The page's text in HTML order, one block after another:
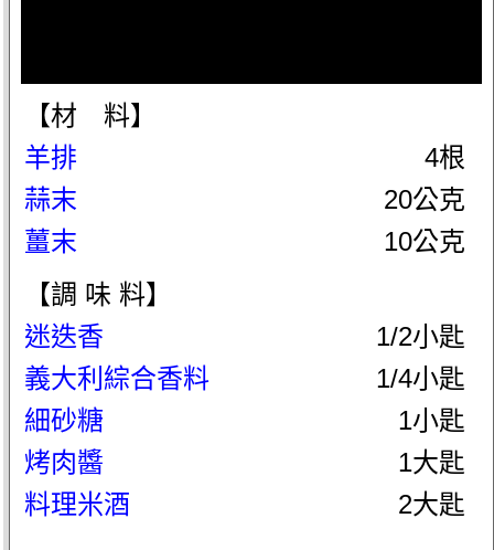
【材 料】
羊排
4根
蒜末
20公克
薑末
10公克
【調 味 料】
迷迭香
1/2小匙
義大利綜合香料
1/4小匙
細砂糖
1小匙
烤肉醬
1大匙
料理米酒
2大匙